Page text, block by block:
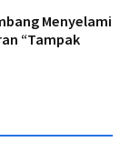
Menyelami
“Tampak